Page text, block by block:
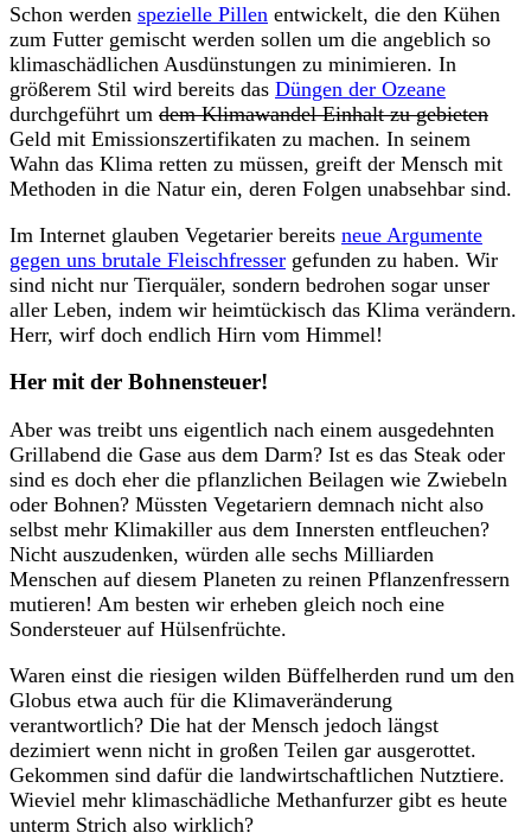
Schon werden spezielle Pillen entwickelt, die den Kühen
zum Futter gemischt werden sollen um die angeblich so
klimaschädlichen Ausdünstungen zu minimieren. In
größerem Stil wird bereits das Düngen der Ozeane
durchgeführt um dem Klimawandel Einhalt zu gebieten
Geld mit Emissionszertifikaten zu machen. In seinem
Wahn das Klima retten zu müssen, greift der Mensch mit
Methoden in die Natur ein, deren Folgen unabsehbar sind.
Im Internet glauben Vegetarier bereits neue Argumente
gegen uns brutale Fleischfresser gefunden zu haben. Wir
sind nicht nur Tierquäler, sondern bedrohen sogar unser
aller Leben, indem wir heimtückisch das Klima verändern.
Herr, wirf doch endlich Hirn vom Himmel!
Her mit der Bohnensteuer!
Aber was treibt uns eigentlich nach einem ausgedehnten
Grillabend die Gase aus dem Darm? Ist es das Steak oder
sind es doch eher die pflanzlichen Beilagen wie Zwiebeln
oder Bohnen? Müssten Vegetariern demnach nicht also
selbst mehr Klimakiller aus dem Innersten entfleuchen?
Nicht auszudenken, würden alle sechs Milliarden
Menschen auf diesem Planeten zu reinen Pflanzenfressern
mutieren! Am besten wir erheben gleich noch eine
Sondersteuer auf Hülsenfrüchte.
Waren einst die riesigen wilden Büffelherden rund um den
Globus etwa auch für die Klimaveränderung
verantwortlich? Die hat der Mensch jedoch längst
dezimiert wenn nicht in großen Teilen gar ausgerottet.
Gekommen sind dafür die landwirtschaftlichen Nutztiere.
Wieviel mehr klimaschädliche Methanfurzer gibt es heute
unterm Strich also wirklich?